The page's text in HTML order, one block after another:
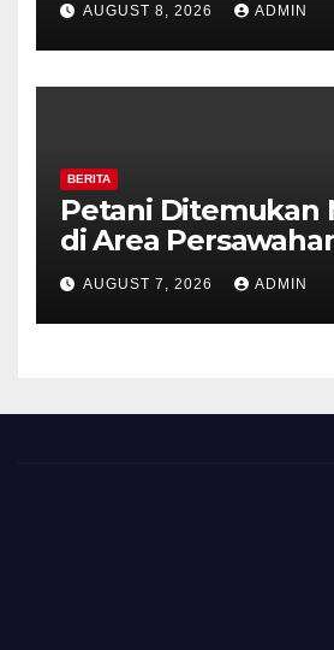
Kesiapsiagaan
Kemarau.
AUGUST 8, 2026 ADMIN
BERITA
Petani Ditemukan
di Area
Polisi Pastikan
Tanda Kekerasan
AUGUST 7, 2026 ADMIN